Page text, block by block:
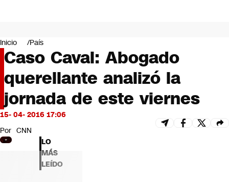
Negocios
Deportes
Programas completos
Cultura
Servicios
Bits
CNN tiempo
Futuro 360
Opinión
Inicio País
Caso Caval: Abogado
querellante analizó la
jornada de este viernes
15- 04- 2016 17:06
Por CNN
LO
MÁS
LEÍDO